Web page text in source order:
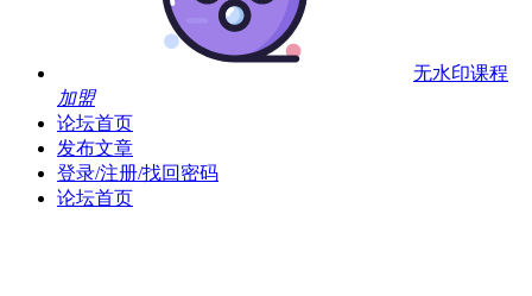
无水印课程
加盟
论坛首页
发布文章
登录/注册/找回密码
论坛首页